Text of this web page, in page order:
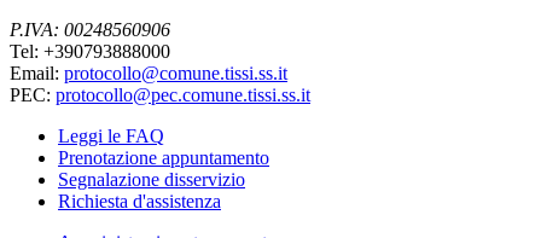
P.IVA: 00248560906
Tel: +390793888000
Email: protocollo@comune.tissi.ss.it
PEC: protocollo@pec.comune.tissi.ss.it
Leggi le FAQ
Prenotazione appuntamento
Segnalazione disservizio
Richiesta d'assistenza